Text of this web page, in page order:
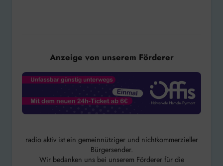
Anzeige von unserem Förderer
radio aktiv ist ein gemeinnütziger und nichtkommerzieller
Bürgersender.
Wir bedanken uns bei unserem Förderer für die